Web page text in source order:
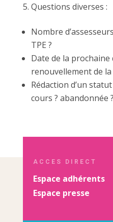
Questions diverses :
Nombre
TPE ?
Date de la prochaine
renouvellement de
Rédaction d’un
cours ? abandonnée ?
ACCES DIRECT
Espace adhérents
Espace presse